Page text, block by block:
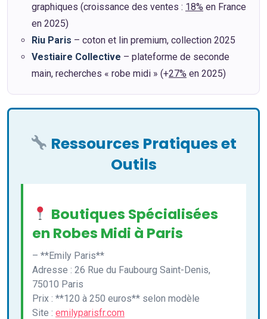
graphiques (croissance des ventes : 18% en France
en 2025)
Riu Paris – coton et lin premium, collection 2025
Vestiaire Collective – plateforme de seconde
main, recherches « robe midi » (+27% en 2025)
Ressources Pratiques et
Outils
Boutiques Spécialisées
en Robes Midi à Paris
– **Emily Paris**
Adresse : 26 Rue du Faubourg Saint-Denis,
75010 Paris
Prix : **120 à 250 euros** selon modèle
Site : emilyparisfr.com